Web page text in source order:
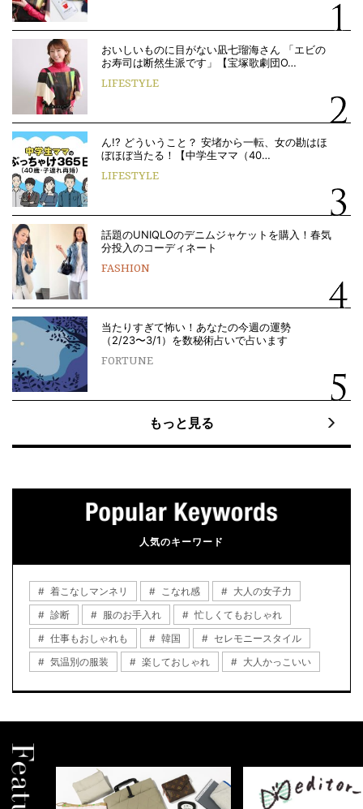
おいしいものに目がない凪七瑠海さん 「エビの
お寿司は断然生派です」【宝塚歌劇団O…
LIFESTYLE
ん!? どういうこと？ 安堵から一転、女の勘はほ
ぼほぼ当たる！【中学生ママ（40…
LIFESTYLE
話題のUNIQLOのデニムジャケットを購入！春気
分投入のコーディネート
FASHION
当たりすぎて怖い！あなたの今週の運勢
（2/23〜3/1）を数秘術占いで占います
FORTUNE
もっと見る
人気のキーワード
着こなしマンネリ こなれ感
大人の女子力
診断
服のお手入れ
忙しくてもおしゃれ
仕事もおしゃれも
韓国
セレモニースタイル
気温別の服装
楽しておしゃれ 大人かっこいい